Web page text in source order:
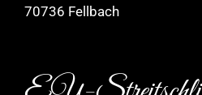
70736 Fellbach